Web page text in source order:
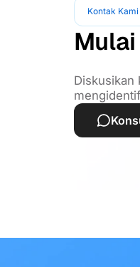
Kontak Kami
Diskusikan